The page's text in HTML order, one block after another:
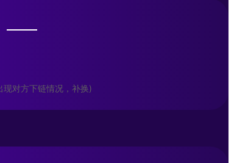
对方下链情况，补换)